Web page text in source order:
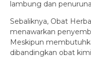
lambung dan
Sebaliknya, Obat
menawarkan
Meskipun
dibandingkan obat